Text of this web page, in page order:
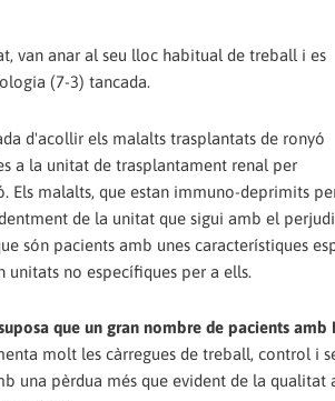
van anar al seu lloc habitual de treball i es
(7-3) tancada.
d'acollir els malalts trasplantats de ronyó
a la unitat de trasplantament renal per
Els malalts, que estan immuno-deprimits
de la unitat que sigui amb el
són pacients amb unes característiques
unitats no específiques per a ells.
que un gran nombre de pacients
molt les càrregues de treball, control i
una pèrdua més que evident de la qualitat